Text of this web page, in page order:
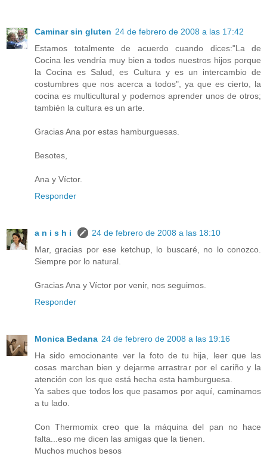
Caminar sin gluten 24 de febrero de 2008 a las 17:42
Estamos totalmente de acuerdo cuando dices:"La de
Cocina les vendría muy bien a todos nuestros hijos porque
la Cocina es Salud, es Cultura y es un intercambio de
costumbres que nos acerca a todos", ya que es cierto, la
cocina es multicultural y podemos aprender unos de otros;
también la cultura es un arte.
Gracias Ana por estas hamburguesas.
Besotes,
Ana y Víctor.
Responder
a n i s h i
24 de febrero de 2008 a las 18:10
Mar, gracias por ese ketchup, lo buscaré, no lo conozco.
Siempre por lo natural.
Gracias Ana y Víctor por venir, nos seguimos.
Responder
Monica Bedana 24 de febrero de 2008 a las 19:16
Ha sido emocionante ver la foto de tu hija, leer que las
cosas marchan bien y dejarme arrastrar por el cariño y la
atención con los que está hecha esta hamburguesa.
Ya sabes que todos los que pasamos por aquí, caminamos
a tu lado.
Con Thermomix creo que la máquina del pan no hace
falta...eso me dicen las amigas que la tienen.
Muchos muchos besos